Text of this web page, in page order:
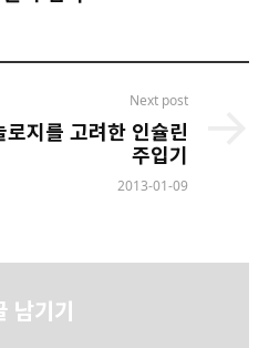
Next post
지를 고려한 인슐린
주입기
2013-01-09
남기기